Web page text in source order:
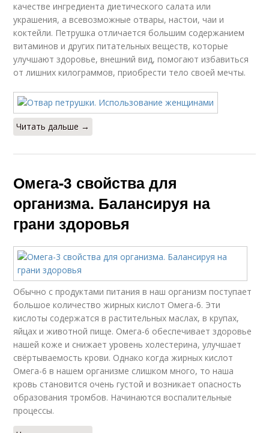
качестве ингредиента диетического салата или
украшения, а всевозможные отвары, настои, чаи и
коктейли. Петрушка отличается большим содержанием
витаминов и других питательных веществ, которые
улучшают здоровье, внешний вид, помогают избавиться
от лишних килограммов, приобрести тело своей мечты.
Читать дальше →
Омега-3 свойства для
организма. Балансируя на
грани здоровья
Обычно с продуктами питания в наш организм поступает
большое количество жирных кислот Омега-6. Эти
кислоты содержатся в растительных маслах, в крупах,
яйцах и животной пище. Омега-6 обеспечивает здоровье
нашей коже и снижает уровень холестерина, улучшает
свёртываемость крови. Однако когда жирных кислот
Омега-6 в нашем организме слишком много, то наша
кровь становится очень густой и возникает опасность
образования тромбов. Начинаются воспалительные
процессы.